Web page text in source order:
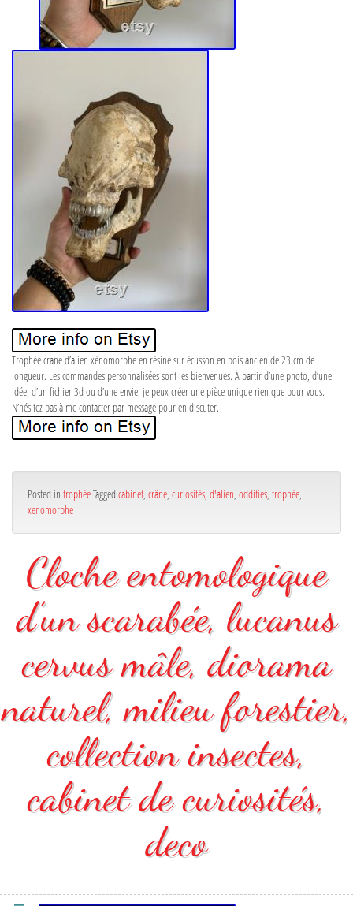
Trophée crane d’alien xénomorphe en résine sur écusson en bois ancien de 23 cm de
longueur. Les commandes personnalisées sont les bienvenues. À partir d’une photo, d’une
idée, d’un fichier 3d ou d’une envie, je peux créer une pièce unique rien que pour vous.
N’hésitez pas à me contacter par message pour en discuter.
Posted in trophéeTagged cabinet, crâne, curiosités, d'alien, oddities, trophée,
xenomorphe
Cloche entomologique
d’un scarabée, lucanus
cervus mâle, diorama
naturel, milieu forestier,
collection insectes,
cabinet de curiosités,
deco